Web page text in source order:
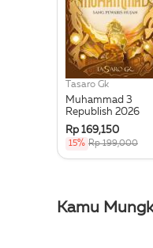
Tasaro Gk
Muhammad 3
Republish 2026
Rp 169,150
15% Rp 199,000
Kamu